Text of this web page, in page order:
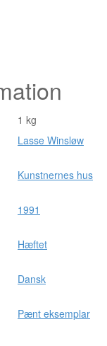
1 kg
Lasse Winsløw
Kunstnernes hus
1991
Hæftet
Dansk
Pænt eksemplar